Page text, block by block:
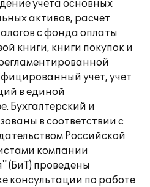
учета основных
активов, расчет
с фонда оплаты
книги, книги покупок и
учет, учет
в единой
Бухгалтерский и
в соответствии с
Российской
компании
(БиТ) проведены
консультации по работе